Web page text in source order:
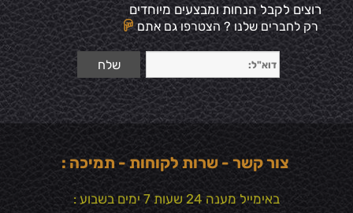
רוצים לקבל הנחות ומבצעים מיוחדים
רק לחברים שלנו ? הצטרפו גם אתם
צור קשר - שרות לקוחות - תמיכה :
באימייל מענה 24 שעות 7 ימים בשבוע :